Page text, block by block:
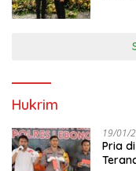
Hukrim
19/01/
Pria